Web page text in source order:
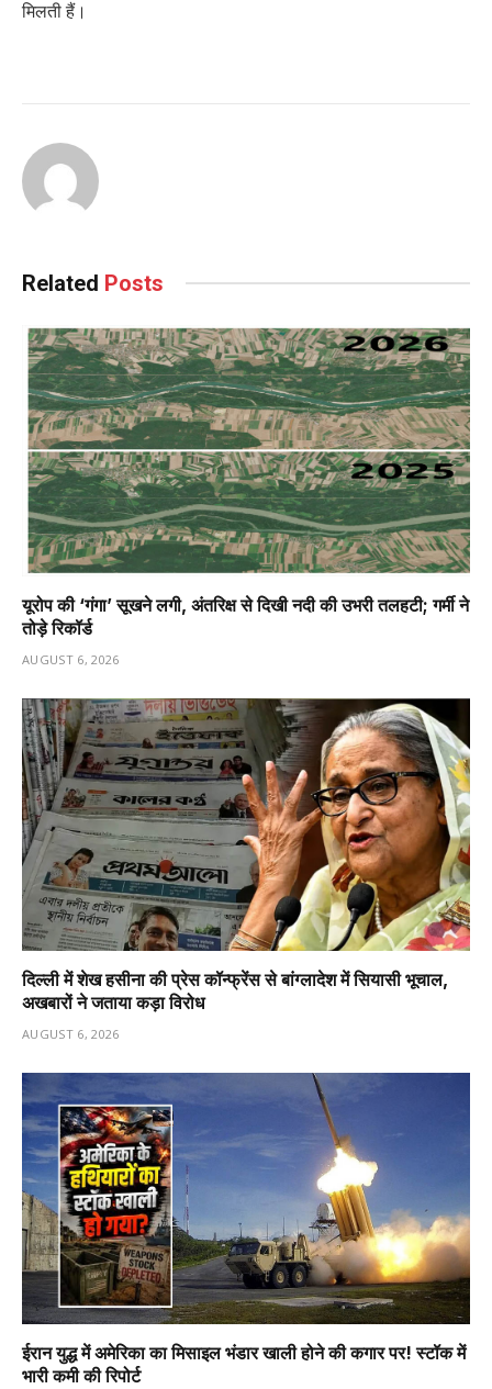
मिलती हैं।
Related Posts
यूरोप की ‘गंगा’ सूखने लगी, अंतरिक्ष से दिखी नदी की उभरी तलहटी; गर्मी ने
तोड़े रिकॉर्ड
AUGUST 6, 2026
दिल्ली में शेख हसीना की प्रेस कॉन्फ्रेंस से बांग्लादेश में सियासी भूचाल,
अखबारों ने जताया कड़ा विरोध
AUGUST 6, 2026
ईरान युद्ध में अमेरिका का मिसाइल भंडार खाली होने की कगार पर! स्टॉक में
भारी कमी की रिपोर्ट